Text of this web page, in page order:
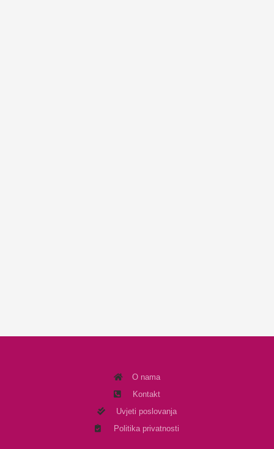
O nama
Kontakt
Uvjeti poslovanja
Politika privatnosti